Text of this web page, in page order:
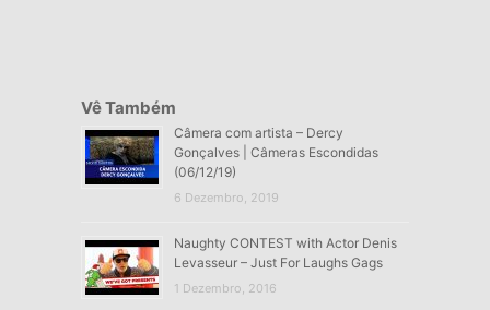
Vê Também
Câmera com artista – Dercy
Gonçalves | Câmeras Escondidas
(06/12/19)
6 Dezembro, 2019
Naughty CONTEST with Actor Denis
Levasseur – Just For Laughs Gags
1 Dezembro, 2016